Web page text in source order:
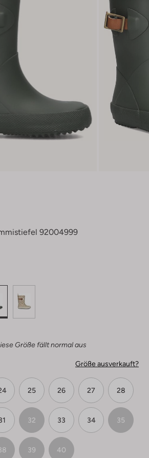
92004999
Größe fällt normal aus
Größe ausverkauft?
25 26 27 28
32 33 34 35
39 40